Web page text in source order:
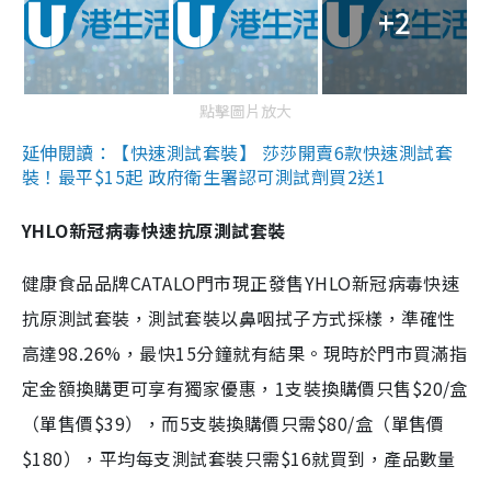
+2
點擊圖片放大
延伸閱讀：【快速測試套裝】 莎莎開賣6款快速測試套
裝！最平$15起 政府衛生署認可測試劑買2送1
YHLO新冠病毒快速抗原測試套裝
健康食品品牌CATALO門市現正發售YHLO新冠病毒快速
抗原測試套裝，測試套裝以鼻咽拭子方式採樣，準確性
高達98.26%，最快15分鐘就有結果。現時於門市買滿指
定金額換購更可享有獨家優惠，1支裝換購價只售$20/盒
（單售價$39），而5支裝換購價只需$80/盒（單售價
$180），平均每支測試套裝只需$16就買到，產品數量